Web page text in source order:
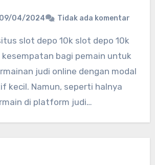
09/04/2024 Tidak ada komentar
kesempatan bagi pemain untuk
judi online dengan modal
kecil. Namun, seperti halnya
di platform judi…